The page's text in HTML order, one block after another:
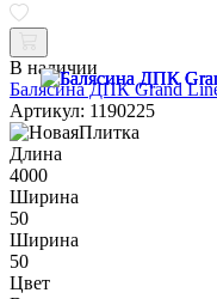
В наличии
Балясина ДПК Grand
Артикул: 1190225
Длина
4000
Ширина
50
Ширина
50
Цвет